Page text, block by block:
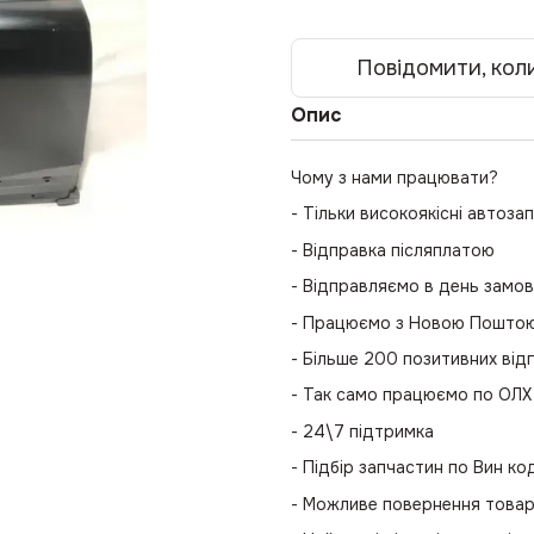
Повідомити,
Опис
Чому з нами працювати?
- Тільки високоякісні
- Відправка післяплатою
- Відправляємо в день
- Працюємо з Новою Поштою
- Більше 200 позитивних
- Так само працюємо по ОЛХ
- 24\7 підтримка
- Підбір запчастин по Вин
- Можливе повернення